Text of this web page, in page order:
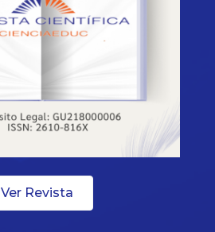
Ver Revista